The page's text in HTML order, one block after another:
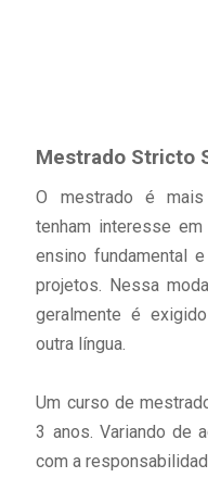
Mestrado Stricto
O mestrado é
tenham interesse
ensino fundamental
projetos. Nessa
geralmente é
outra língua.
Um curso de
3 anos. Variando de
com a